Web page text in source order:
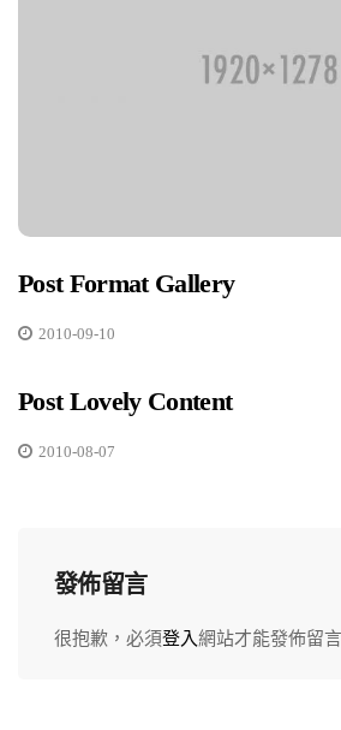
Post Format Gallery
2010-09-10
Post Lovely Content
2010-08-07
發佈留言
很抱歉，必須登入網站才能發佈留言